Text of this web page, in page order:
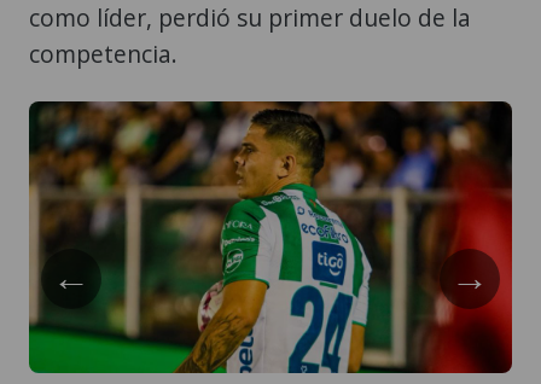
como líder, perdió su primer duelo de la
competencia.
← →